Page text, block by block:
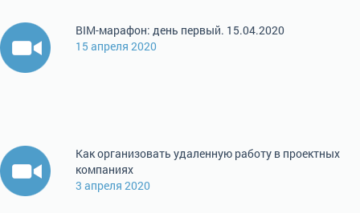
BIM-марафон: день первый. 15.04.2020
15 апреля 2020
Как организовать удаленную работу в проектных
компаниях
3 апреля 2020